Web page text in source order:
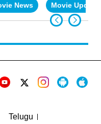
News Movie
Telugu